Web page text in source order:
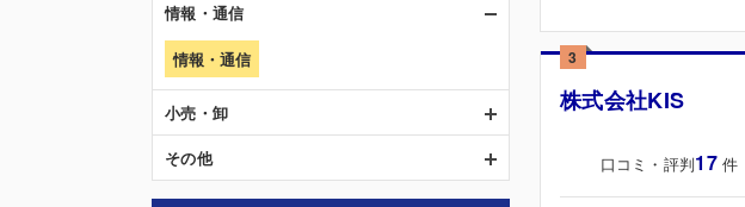
3
株式会社KIS
口コミ・評判17 件
情報・通信
情報・通信
小売・卸
その他